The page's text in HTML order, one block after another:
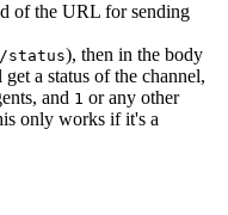
of the URL for sending
status), then in the body
a status of the channel,
and 1 or any other
only works if it's a